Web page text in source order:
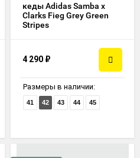
кеды Adidas Samba x
Clarks Fieg Grey Green
Stripes
4 290 ₽
Размеры в наличии:
41 42 43 44 45